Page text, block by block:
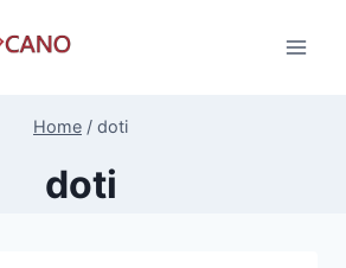
Home / doti
doti